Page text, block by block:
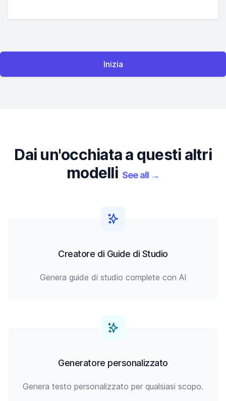
Inizia
Dai un'occhiata a questi altri
modelli See all →
Creatore di Guide di Studio
Genera guide di studio complete con AI
Generatore personalizzato
Genera testo personalizzato per qualsiasi scopo.